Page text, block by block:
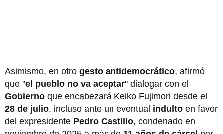
Asimismo, en otro gesto antidemocrático, afirmó
que "el pueblo no va aceptar" dialogar con el
Gobierno que encabezará Keiko Fujimori desde el
28 de julio, incluso ante un eventual indulto en favor
del expresidente Pedro Castillo, condenado en